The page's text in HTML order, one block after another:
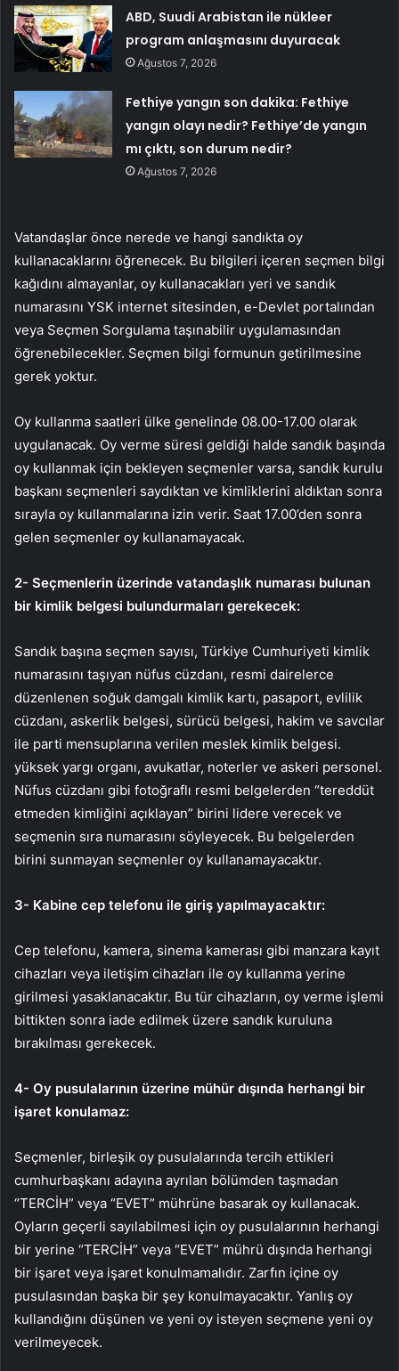
ABD, Suudi Arabistan ile nükleer
program anlaşmasını duyuracak
Ağustos 7, 2026
Fethiye yangın son dakika: Fethiye
yangın olayı nedir? Fethiye’de yangın
mı çıktı, son durum nedir?
Ağustos 7, 2026
Vatandaşlar önce nerede ve hangi sandıkta oy
kullanacaklarını öğrenecek. Bu bilgileri içeren seçmen bilgi
kağıdını almayanlar, oy kullanacakları yeri ve sandık
numarasını YSK internet sitesinden, e-Devlet portalından
veya Seçmen Sorgulama taşınabilir uygulamasından
öğrenebilecekler. Seçmen bilgi formunun getirilmesine
gerek yoktur.
Oy kullanma saatleri ülke genelinde 08.00-17.00 olarak
uygulanacak. Oy verme süresi geldiği halde sandık başında
oy kullanmak için bekleyen seçmenler varsa, sandık kurulu
başkanı seçmenleri saydıktan ve kimliklerini aldıktan sonra
sırayla oy kullanmalarına izin verir. Saat 17.00’den sonra
gelen seçmenler oy kullanamayacak.
2- Seçmenlerin üzerinde vatandaşlık numarası bulunan
bir kimlik belgesi bulundurmaları gerekecek:
Sandık başına seçmen sayısı, Türkiye Cumhuriyeti kimlik
numarasını taşıyan nüfus cüzdanı, resmi dairelerce
düzenlenen soğuk damgalı kimlik kartı, pasaport, evlilik
cüzdanı, askerlik belgesi, sürücü belgesi, hakim ve savcılar
ile parti mensuplarına verilen meslek kimlik belgesi.
yüksek yargı organı, avukatlar, noterler ve askeri personel.
Nüfus cüzdanı gibi fotoğraflı resmi belgelerden “tereddüt
etmeden kimliğini açıklayan” birini lidere verecek ve
seçmenin sıra numarasını söyleyecek. Bu belgelerden
birini sunmayan seçmenler oy kullanamayacaktır.
3- Kabine cep telefonu ile giriş yapılmayacaktır:
Cep telefonu, kamera, sinema kamerası gibi manzara kayıt
cihazları veya iletişim cihazları ile oy kullanma yerine
girilmesi yasaklanacaktır. Bu tür cihazların, oy verme işlemi
bittikten sonra iade edilmek üzere sandık kuruluna
bırakılması gerekecek.
4- Oy pusulalarının üzerine mühür dışında herhangi bir
işaret konulamaz:
Seçmenler, birleşik oy pusulalarında tercih ettikleri
cumhurbaşkanı adayına ayrılan bölümden taşmadan
“TERCİH” veya “EVET” mührüne basarak oy kullanacak.
Oyların geçerli sayılabilmesi için oy pusulalarının herhangi
bir yerine “TERCİH” veya “EVET” mührü dışında herhangi
bir işaret veya işaret konulmamalıdır. Zarfın içine oy
pusulasından başka bir şey konulmayacaktır. Yanlış oy
kullandığını düşünen ve yeni oy isteyen seçmene yeni oy
verilmeyecek.